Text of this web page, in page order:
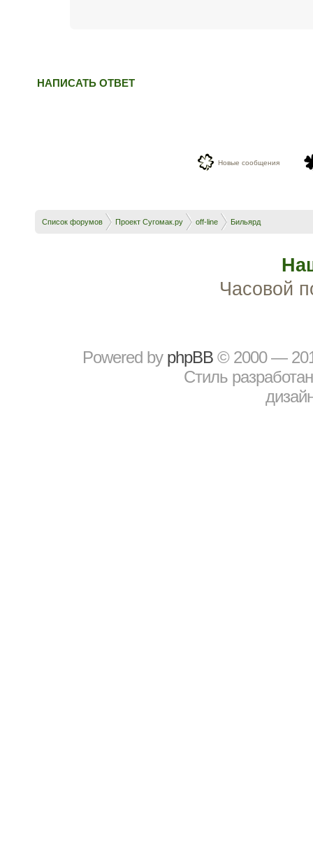
НАПИСАТЬ ОТВЕТ
Новые сообщения
Список форумов Проект Сугомак.ру off-line Бильярд
Часовой
Powered by рhрBВ © 2000 —
Стиль